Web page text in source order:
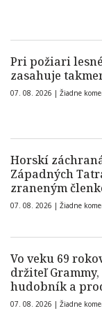
Pri požiari
zasahuje
07. 08. 2026 | Žiadne
Horskí
Západných
zraneným
07. 08. 2026 | Žiadne
Vo veku 69
držiteľ
hudobník a
07. 08. 2026 | Žiadne